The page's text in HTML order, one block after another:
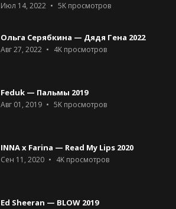
Июл 14, 2022 5Kпросмотров
Ольга Серябкина — Дядя Гена 2022
Авг 27, 2022 4Kпросмотров
Feduk — Пальмы 2019
Авг 01, 2019 5Kпросмотров
INNA x Farina — Read My Lips 2020
Сен 11, 2020 4Kпросмотров
Ed Sheeran — BLOW 2019